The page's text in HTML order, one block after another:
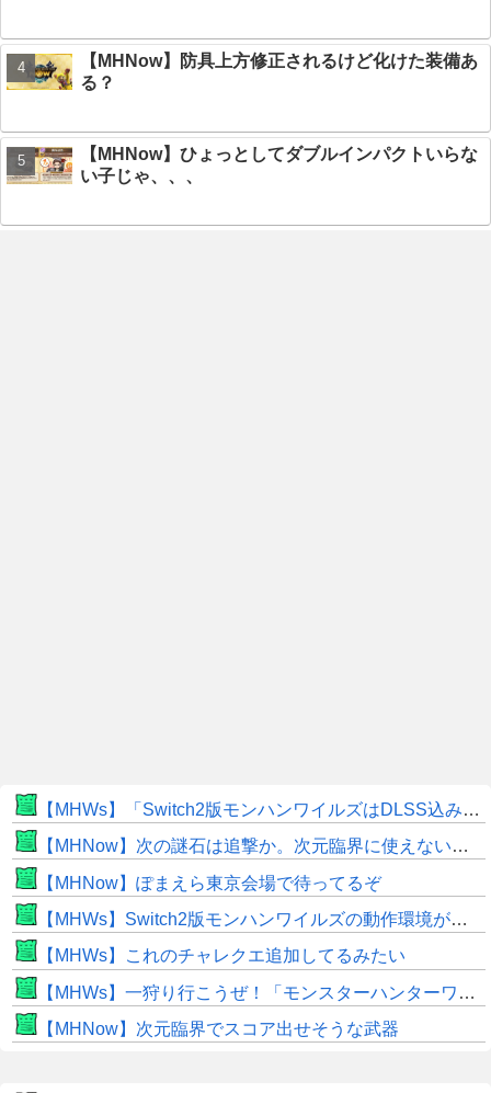
【MHNow】防具上方修正されるけど化けた装備あ
る？
【MHNow】ひょっとしてダブルインパクトいらな
い子じゃ、、、
【MHWs】「Switch2版モンハンワイルズはDLSS込みで最大1440p動作」
【MHNow】次の謎石は追撃か。次元臨界に使えない時点で闘気活性以下のスキルだわ
【MHNow】ぽまえら東京会場で待ってるぞ
【MHWs】Switch2版モンハンワイルズの動作環境が判明！
【MHWs】これのチャレクエ追加してるみたい
【MHWs】一狩り行こうぜ！「モンスターハンターワイルズ 序盤体験版」を8月5日（水）より配信！
【MHNow】次元臨界でスコア出せそうな武器